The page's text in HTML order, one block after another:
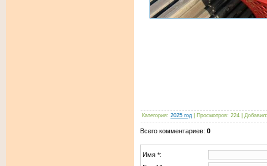
Категория: 2025 год Просмотров: 224 Добавил:
Всего комментариев: 0
Имя *: